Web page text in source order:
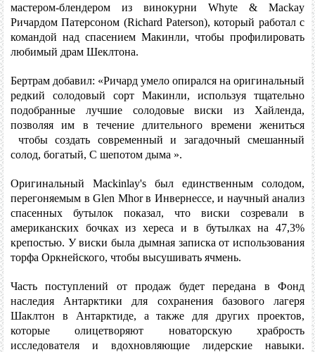
мастером-блендером из винокурни Whyte & Mackay
Ричардом Патерсоном (Richard Paterson), который работал с
командой над спасением Макинли, чтобы профилировать
любимый драм Шеклтона.
Бертрам добавил: «Ричард умело опирался на оригинальный
редкий солодовый сорт Макинли, используя тщательно
подобранные лучшие солодовые виски из Хайленда,
позволяя им в течение длительного времени жениться
чтобы создать современный и загадочный смешанный
солод, богатый, С шепотом дыма ».
Оригинальный Mackinlay's был единственным солодом,
перегоняемым в Glen Mhor в Инвернессе, и научный анализ
спасенных бутылок показал, что виски созревали в
американских бочках из хереса и в бутылках на 47,3%
крепостью. У виски была дымная записка от использования
торфа Оркнейского, чтобы высушивать ячмень.
Часть поступлений от продаж будет передана в Фонд
наследия Антарктики для сохранения базового лагеря
Шаклтон в Антарктиде, а также для других проектов,
которые олицетворяют новаторскую храбрость
исследователя и вдохновляющие лидерские навыки.